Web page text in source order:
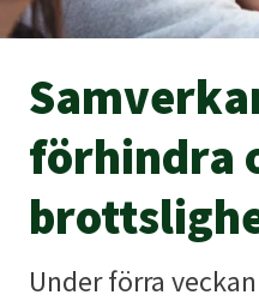
förhindra
Under förra